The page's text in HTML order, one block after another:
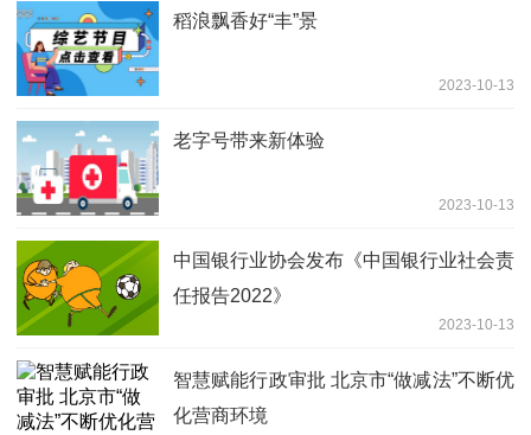
稻浪飘香好“丰”景
2023-10-13
老字号带来新体验
2023-10-13
中国银行业协会发布《中国银行业社会责
任报告2022》
2023-10-13
智慧赋能行政审批 北京市“做减法”不断优
化营商环境